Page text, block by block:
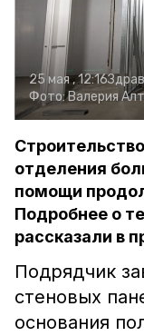
25 мая , 12:16
Фото:Валерия
отделения
помощи
Подробнее о
рассказали в
Подрядчик
стеновых
основания